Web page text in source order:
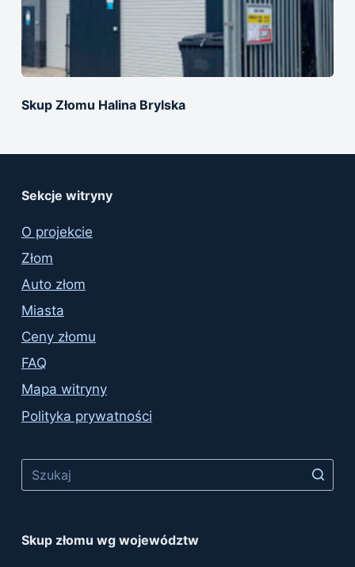
Skup Złomu Halina Brylska
Sekcje witryny
O projekcie
Złom
Auto złom
Miasta
Ceny złomu
FAQ
Mapa witryny
Polityka prywatności
Skup złomu wg województw